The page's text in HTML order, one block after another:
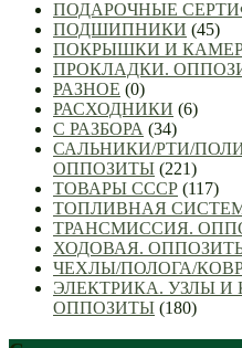
ПОДАРОЧНЫЕ
ПОДШИПНИКИ (45)
ПОКРЫШКИ И
ПРОКЛАДКИ.
РАЗНОЕ (0)
РАСХОДНИКИ (6)
С РАЗБОРА (34)
САЛЬНИКИ/РТИ/
ОППОЗИТЫ (221)
ТОВАРЫ СССР (117)
ТОПЛИВНАЯ
ТРАНСМИССИЯ.
ХОДОВАЯ.
ЧЕХЛЫ/ПОЛОГА/
ЭЛЕКТРИКА. УЗЛЫ
ОППОЗИТЫ (180)